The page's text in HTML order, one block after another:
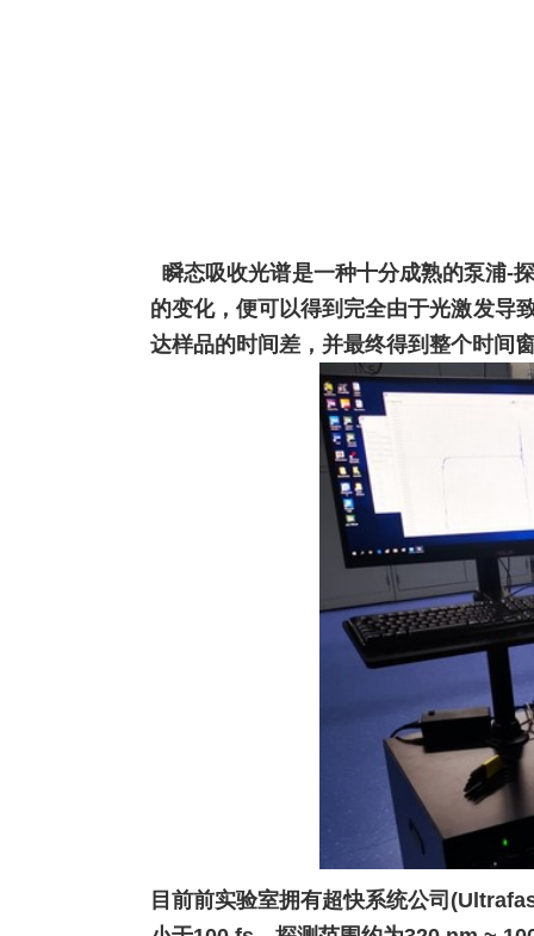
瞬态吸收光谱是一种十分成熟的泵浦-
的变化，便可以得到完全由于光激发导
达样品的时间差，并最终得到整个时间
目前前实验室拥有超快系统公司(